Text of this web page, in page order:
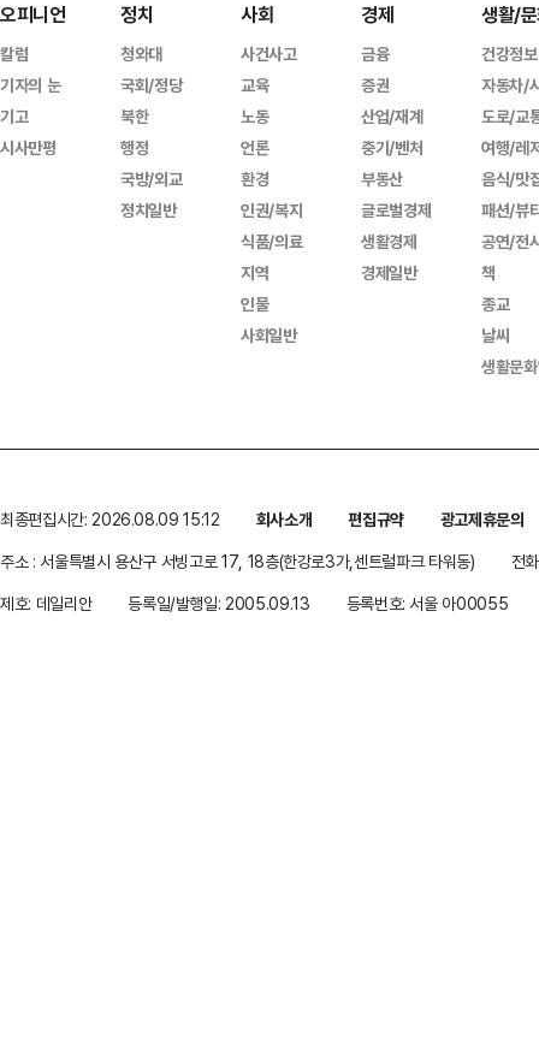
오피니언
칼럼
기자의 눈
기고
시사만평
정치
청와대
국회/정당
북한
행정
국방/외교
정치일반
사회
사건사고
교육
노동
언론
환경
인권/복지
식품/의료
지역
인물
사회일반
경제
금융
증권
산업/재계
중기/벤처
부동산
글로벌경제
생활경제
경제일반
생활/
건강정보
자동차/
도로/교
여행/레
음식/맛
패션/뷰
공연/전
책
종교
날씨
생활문
최종편집시간: 2026.08.09 15:12 회사소개 편집규약
광고제휴문의
주소 : 서울특별시 용산구 서빙고로 17, 18층(한강로3가,센트럴파크 타워동)
전
제호: 데일리안
등록일/발행일: 2005.09.13 등록번호: 서울 아00055